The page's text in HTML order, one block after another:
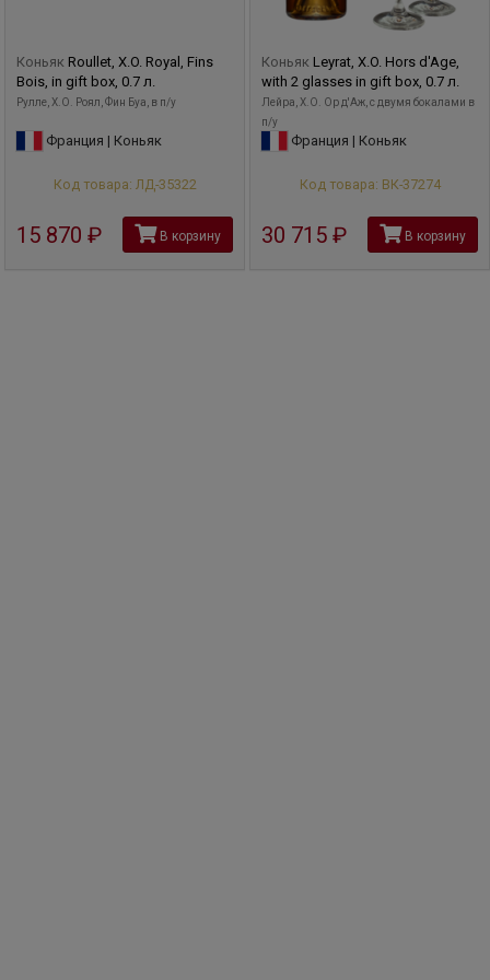
Коньяк Roullet, X.O. Royal, Fins
Bois, in gift box, 0.7 л.
Рулле, X.O. Роял, Фин Буа, в п/у
Франция | Коньяк
Код товара: ЛД-35322
15 870 руб В корзину
Коньяк Leyrat, X.O. Hors d'Age,
with 2 glasses in gift box, 0.7 л.
Лейра, Х.О. Ор д'Аж, с двумя бокалами в
п/у
Франция | Коньяк
Код товара: ВК-37274
30 715 руб В корзину